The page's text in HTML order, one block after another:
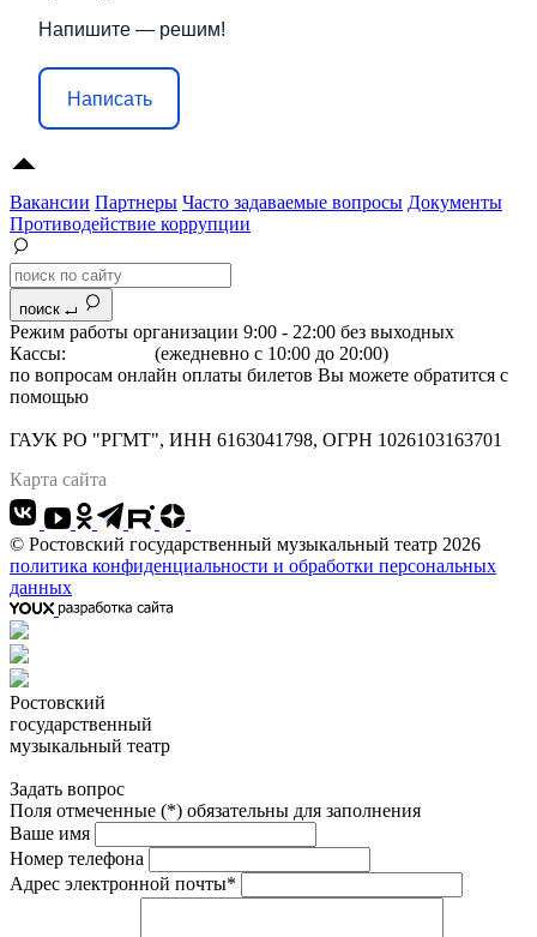
Напишите — решим!
Написать
Вакансии Партнеры Часто задаваемые вопросы Документы
Противодействие коррупции
поиск
Режим работы организации 9:00 - 22:00 без выходных
Кассы:
(ежедневно с 10:00 до 20:00)
по вопросам онлайн оплаты билетов Вы можете обратится с
помощью
ГАУК РО "РГМТ", ИНН 6163041798, ОГРН 1026103163701
Карта сайта
© Ростовский государственный музыкальный театр 2026
политика конфиденциальности и обработки персональных
данных
Ростовский
государственный
музыкальный театр
Задать вопрос
Поля отмеченные (*) обязательны для заполнения
Ваше имя
Номер телефона
Адрес электронной почты*